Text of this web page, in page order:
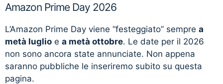
Amazon Prime Day 2026
L’Amazon Prime Day viene “festeggiato” sempre a
metà luglio e a metà ottobre. Le date per il 2026
non sono ancora state annunciate. Non appena
saranno pubbliche le inseriremo subito su questa
pagina.